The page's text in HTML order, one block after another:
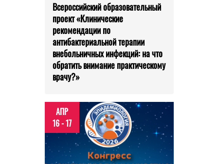
Всероссийский образовательный
проект «Клинические
рекомендации по
антибактериальной терапии
внебольничных инфекций: на что
обратить внимание практическому
врачу?»
АПР
16 - 17